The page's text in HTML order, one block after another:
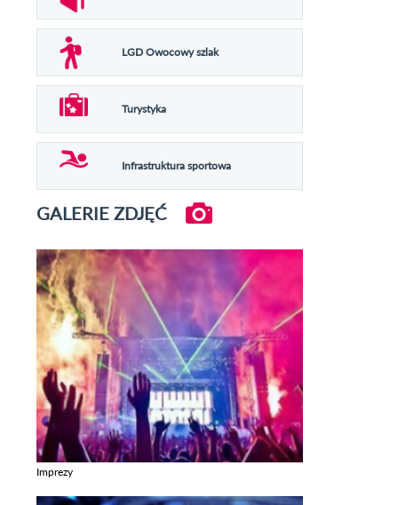
LGD Owocowy szlak
Turystyka
Infrastruktura sportowa
GALERIE ZDJĘĆ
Imprezy